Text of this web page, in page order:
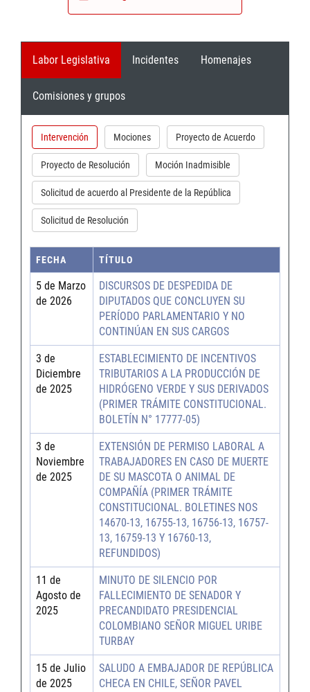
Labor Legislativa Incidentes Homenajes
Comisiones y grupos
Intervención Mociones Proyecto de Acuerdo
Proyecto de Resolución Moción Inadmisible
Solicitud de acuerdo al Presidente de la República
Solicitud de Resolución
FECHA TÍTULO
5 de Marzo
de 2026
DISCURSOS DE DESPEDIDA DE
DIPUTADOS QUE CONCLUYEN SU
PERÍODO PARLAMENTARIO Y NO
CONTINÚAN EN SUS CARGOS
3 de
Diciembre
de 2025
ESTABLECIMIENTO DE INCENTIVOS
TRIBUTARIOS A LA PRODUCCIÓN DE
HIDRÓGENO VERDE Y SUS DERIVADOS
(PRIMER TRÁMITE CONSTITUCIONAL.
BOLETÍN N° 17777-05)
3 de
Noviembre
de 2025
EXTENSIÓN DE PERMISO LABORAL A
TRABAJADORES EN CASO DE MUERTE
DE SU MASCOTA O ANIMAL DE
COMPAÑÍA (PRIMER TRÁMITE
CONSTITUCIONAL. BOLETINES NOS
14670-13, 16755-13, 16756-13, 16757-
13, 16759-13 Y 16760-13,
REFUNDIDOS)
11 de
Agosto de
2025
MINUTO DE SILENCIO POR
FALLECIMIENTO DE SENADOR Y
PRECANDIDATO PRESIDENCIAL
COLOMBIANO SEÑOR MIGUEL URIBE
TURBAY
15 de Julio
de 2025
SALUDO A EMBAJADOR DE REPÚBLICA
CHECA EN CHILE, SEÑOR PAVEL